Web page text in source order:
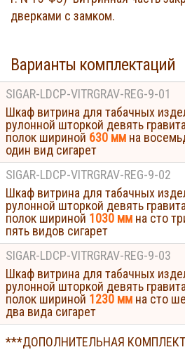
дверками с замком.
Варианты комплектаций
SIGAR-LDCP-VITRGRAV-REG-9-01
Шкаф витрина для табачных
рулонной шторкой девять
полок шириной 630 мм на
один вид сигарет
SIGAR-LDCP-VITRGRAV-REG-9-02
Шкаф витрина для табачных
рулонной шторкой девять
полок шириной 1030 мм на сто
пять видов сигарет
SIGAR-LDCP-VITRGRAV-REG-9-03
Шкаф витрина для табачных
рулонной шторкой девять
полок шириной 1230 мм на сто
два вида сигарет
***ДОПОЛНИТЕЛЬНАЯ